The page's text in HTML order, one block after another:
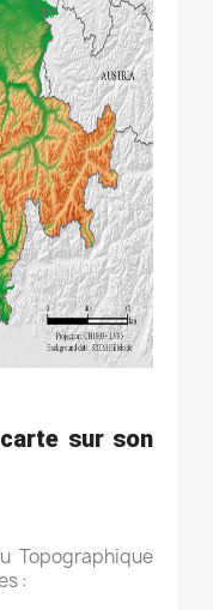
sur son
Topographique
: